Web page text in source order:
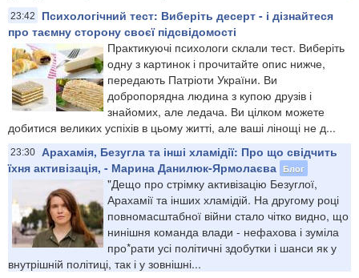
23:42
Психологічний тест: Виберіть десерт - і дізнайтеся
про таємну сторону своєї підсвідомості
Практикуючі психологи склали тест. Виберіть
одну з картинок і прочитайте опис нижче,
передають Патріоти України. Ви
добропорядна людина з купою друзів і
знайомих, але ледача. Ви цілком можете
добитися великих успіхів в цьому житті, але ваші лінощі не д...
23:30
Арахамія, Безугла та інші хламідії: Про що свідчить
їхня активізація, - Марина Данилюк-Ярмолаєва Блог
"Дещо про стрімку активізацію Безуглої,
Арахамії та інших хламідій. На другому році
повномасштабної війни стало чітко видно, що
нинішня команда влади - нефахова і зуміла
про*рати усі політичні здобутки і шанси як у
внутрішній політиці, так і у зовнішні...